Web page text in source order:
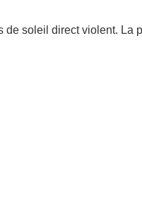
de soleil direct violent. La